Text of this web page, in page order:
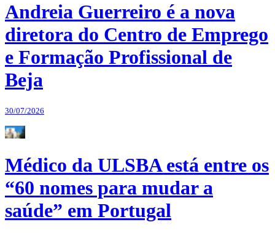
Andreia Guerreiro é a nova
diretora do Centro de Emprego
e Formação Profissional de
Beja
30/07/2026
Médico da ULSBA está entre os
“60 nomes para mudar a
saúde” em Portugal